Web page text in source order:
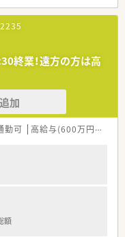
り、調剤薬局での実務経
ています。
きるフィールドがあり、
めています。
ジャーなど、キャリアア
ございます。
薬局を展開しており、地
場の意見を尊重する温厚な
ープです。
リアには在宅専任の薬剤師
る環境です。
円から600万円の提示が可
終業！遠方の方は高
加
勤可 高給与(600万円以上)
額